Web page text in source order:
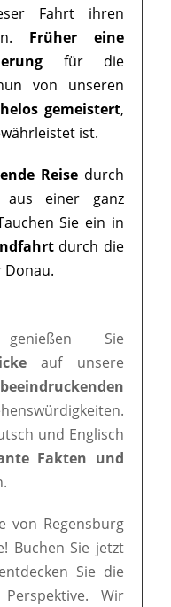
Fahrt ihren
Früher eine
für die
von unseren
gemeistert,
ist.
Reisedurch
aus einer ganz
Sie ein in
durch die
Donau.
Sie
auf unsere
beeindruckenden
und Englisch
Fakten und
von Regensburg
Buchen Sie jetzt
Sie die
Wir